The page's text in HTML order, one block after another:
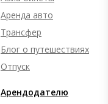
Аренда авто
Трансфер
Блог о путешествиях
Отпуск
Арендодателю